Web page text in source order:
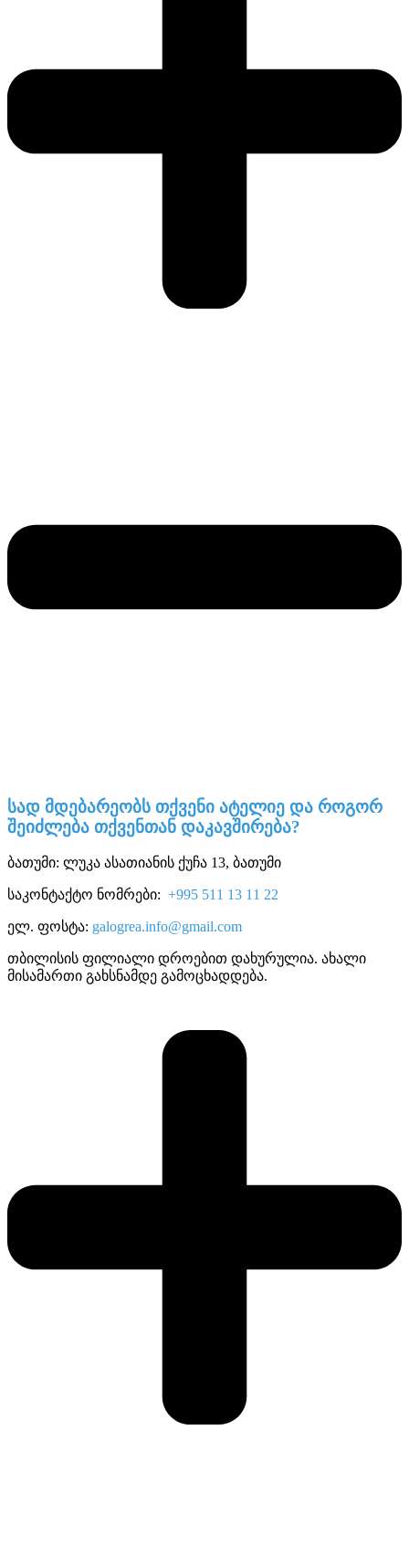
სად მდებარეობს თქვენი ატელიე და როგორ
შეიძლება თქვენთან დაკავშირება?
ბათუმი: ლუკა ასათიანის ქუჩა 13, ბათუმი
საკონტაქტო ნომრები: +995 511 13 11 22
ელ. ფოსტა: galogrea.info@gmail.com
თბილისის ფილიალი დროებით დახურულია. ახალი
მისამართი გახსნამდე გამოცხადდება.